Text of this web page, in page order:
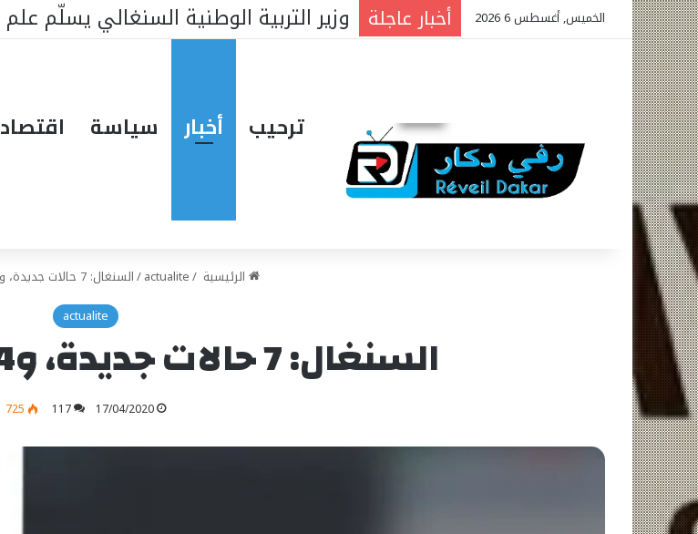
الخميس, أغسطس 6 2026 أخبار عاجلة البنك الدولي: 340 مليار فرنك أفريقي لدعم أولويات السنغال
ترحيب أخبار سياسة اقتصاد
الرئيسية /
actualite
/السنغال: 7 حالات جديدة، و4 حالات شفاء تام
actualite
السنغال: 7 حالات جديدة، و4 حالات شفاء تام
17/04/2020
117
725